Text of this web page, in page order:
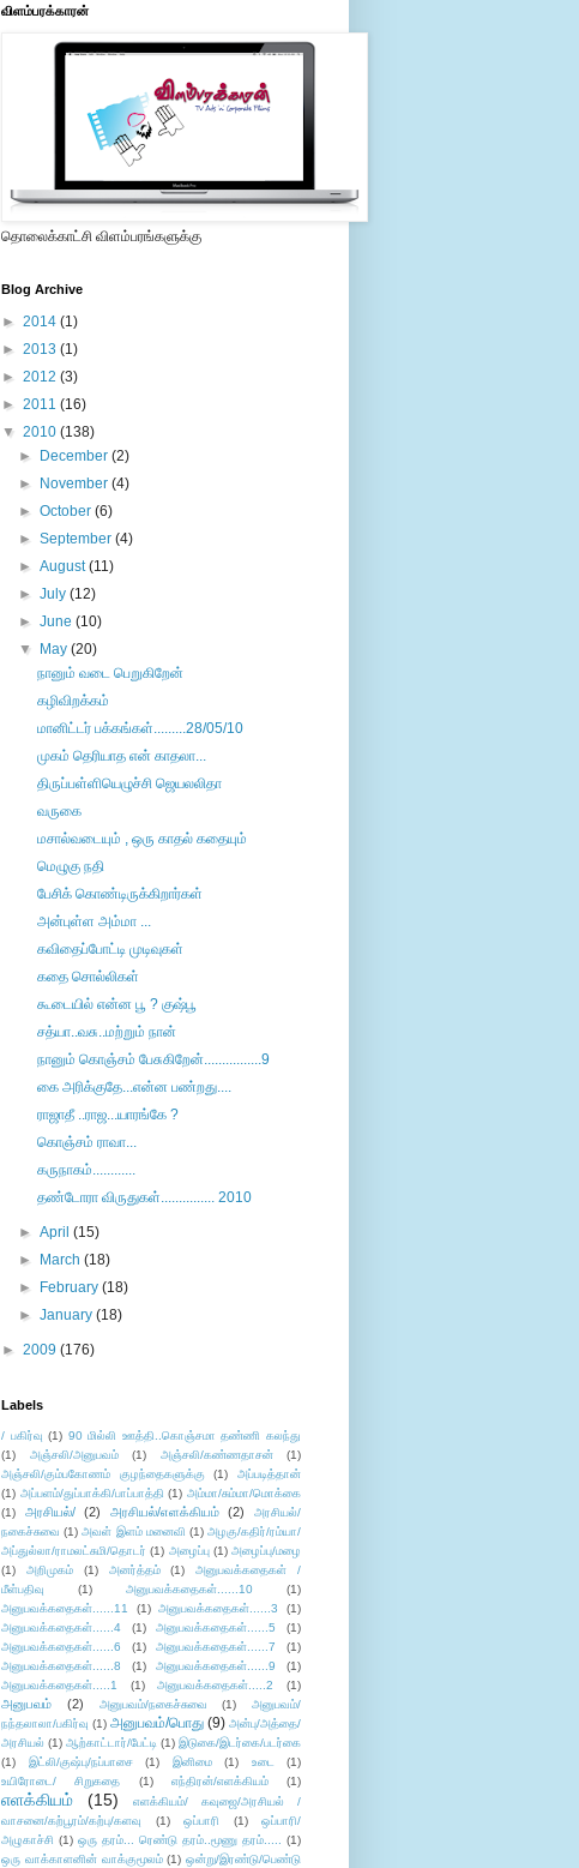
விளம்பரக்காரன்
தொலைக்காட்சி விளம்பரங்களுக்கு
Blog Archive
► 2014 (1)
► 2013 (1)
► 2012 (3)
► 2011 (16)
▼ 2010 (138)
►
December(2)
►
November(4)
►October(6)
►September(4)
►August(11)
►July(12)
►June(10)
▼
May(20)
நானும் வடை பெறுகிறேன்
கழிவிறக்கம்
மானிட்டர் பக்கங்கள்.........28/05/10
முகம் தெரியாத என் காதலா...
திருப்பள்ளியெழுச்சி ஜெயலலிதா
வருகை
மசால்வடையும் , ஒரு காதல் கதையும்
மெழுகு நதி
பேசிக் கொண்டிருக்கிறார்கள்
அன்புள்ள அம்மா ...
கவிதைப்போட்டி முடிவுகள்
கதை சொல்லிகள்
கூடையில் என்ன பூ ? குஷ்பூ
சத்யா..வசு..மற்றும் நான்
நானும் கொஞ்சம் பேசுகிறேன்................9
கை அரிக்குதே...என்ன பண்றது....
ராஜாதீ ..ராஜ...யாரங்கே ?
கொஞ்சம் ராவா...
கருநாகம்............
தண்டோரா விருதுகள்............... 2010
►April(15)
►
March(18)
►
February(18)
►January(18)
► 2009 (176)
Labels
/ பகிர்வு (1) 90 மில்லி ஊத்தி..கொஞ்சமா தண்ணி கலந்து
(1)
அஞ்சலி/அனுபவம் (1) அஞ்சலி/கண்ணதாசன்
(1)
அஞ்சலி/கும்பகோணம் குழந்தைகளுக்கு
(1)
அப்படித்தான்
(1) அப்பளம்/துப்பாக்கி/பாப்பாத்தி (1) அம்மா/சும்மா/மொக்கை
(1)
அரசியல்/ (2) அரசியல்/எளக்கியம் (2)
அரசியல்/
நகைச்சுவை (1) அவள் இளம் மனைவி (1) அழகு/கதிர்/ரம்யா/
அப்துல்லா/ராமலட்சுமி/தொடர் (1) அழைப்பு (1) அழைப்பு/மழை
(1)
அறிமுகம் (1) அனர்த்தம் (1)
அனுபவக்கதைகள் /
மீள்பதிவு
(1) அனுபவக்கதைகள்......10
(1)
அனுபவக்கதைகள்......11
(1) அனுபவக்கதைகள்......3
(1)
அனுபவக்கதைகள்......4
(1) அனுபவக்கதைகள்......5
(1)
அனுபவக்கதைகள்......6
(1) அனுபவக்கதைகள்......7
(1)
அனுபவக்கதைகள்......8
(1) அனுபவக்கதைகள்......9
(1)
அனுபவக்கதைகள்.....1
(1) அனுபவக்கதைகள்.....2 (1)
அனுபவம் (2) அனுபவம்/நகைச்சுவை (1)
அனுபவம்/
நந்தலாலா/பகிர்வு (1) அனுபவம்/பொது (9) அன்பு/அத்தை/
அரசியல் (1) ஆற்காட்டார்/பேட்டி (1) இடுகை/இடர்கை/படர்கை
(1)
இட்லி/குஷ்பு/நப்பாசை (1) இனிமை (1) உடை
(1)
உயிரோடை/ சிறுகதை
(1) எந்திரன்/எளக்கியம் (1)
எளக்கியம் (15)
எளக்கியம்/ கவுஜை/அரசியல் /
வாசனை/கற்பூரம்/கற்பு/களவு
(1) ஒப்பாரி (1)
ஒப்பாரி/
அழுகாச்சி (1) ஒரு தரம்... ரெண்டு தரம்..மூணு தரம்..... (1)
ஒரு வாக்காளனின் வாக்குமூலம் (1) ஒன்று/இரண்டு/பெண்டு